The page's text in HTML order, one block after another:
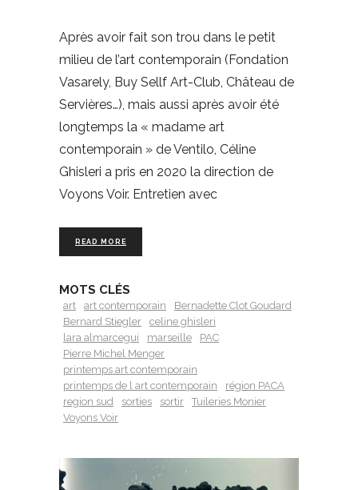
Après avoir fait son trou dans le petit
milieu de l’art contemporain (Fondation
Vasarely, Buy Sellf Art-Club, Château de
Servières…), mais aussi après avoir été
longtemps la « madame art
contemporain » de Ventilo, Céline
Ghisleri a pris en 2020 la direction de
Voyons Voir. Entretien avec
READ MORE
MOTS CLÉS
art art contemporain
Bernadette Clot Goudard
Bernard Stiegler
celine ghisleri
lara almarcegui
marseille
PAC
Pierre Michel Menger
printemps art contemporain
printemps de l art contemporain
région PACA
region sud
sorties sortir
Tuileries Monier
Voyons Voir